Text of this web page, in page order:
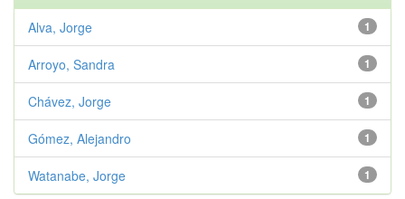
1
Alva, Jorge
1
Arroyo, Sandra
1
Chávez, Jorge
1
Gómez, Alejandro
1
Watanabe, Jorge